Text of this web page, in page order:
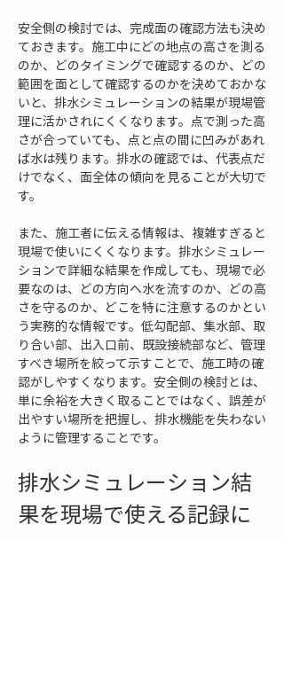
安全側の検討では、完成面の確認方法も決め
ておきます。施工中にどの地点の高さを測る
のか、どのタイミングで確認するのか、どの
範囲を面として確認するのかを決めておかな
いと、排水シミュレーションの結果が現場管
理に活かされにくくなります。点で測った高
さが合っていても、点と点の間に凹みがあれ
ば水は残ります。排水の確認では、代表点だ
けでなく、面全体の傾向を見ることが大切で
す。
また、施工者に伝える情報は、複雑すぎると
現場で使いにくくなります。排水シミュレー
ションで詳細な結果を作成しても、現場で必
要なのは、どの方向へ水を流すのか、どの高
さを守るのか、どこを特に注意するのかとい
う実務的な情報です。低勾配部、集水部、取
り合い部、出入口前、既設接続部など、管理
すべき場所を絞って示すことで、施工時の確
認がしやすくなります。安全側の検討とは、
単に余裕を大きく取ることではなく、誤差が
出やすい場所を把握し、排水機能を失わない
ように管理することです。
排水シミュレーション結
果を現場で使える記録に